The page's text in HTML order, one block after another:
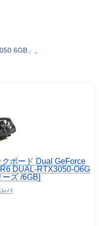
6GB」。
ボード Dual GeForce
DUAL-RTX3050-O6G
ーズ /6GB]
レバ